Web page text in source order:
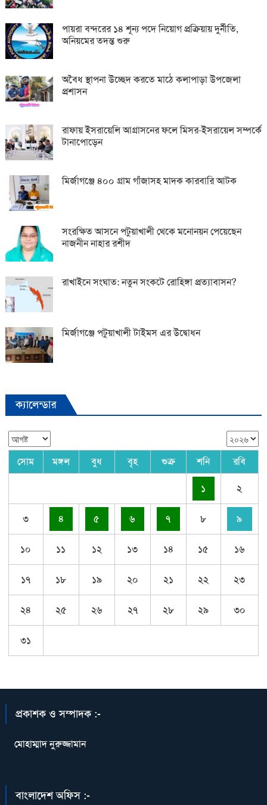
পায়রা বন্দরের ১৪ শূন্য পদে নিয়োগ প্রক্রিয়ায় দুর্নীতি,
অনিয়মের তদন্ত শুরু
অবৈধ স্থাপনা উচ্ছেদ করতে মাঠে কলাপাড়া উপজেলা
প্রশাসন
রাফায় ইসরায়েলি আগ্রাসনের ফলে মিসর-ইসরায়েল সম্পর্কে
টানাপোড়েন
মির্জাগঞ্জে ৪০০ গ্রাম গাঁজাসহ মাদক কারবারি আটক
সংরক্ষিত আসনে পটুয়াখালী থেকে মনোনয়ন পেয়েছেন
নাজনীন নাহার রশীদ
রাখাইনে সংঘাত: নতুন সংকটে রোহিঙ্গা প্রত্যাবাসন?
মির্জাগঞ্জে পটুয়াখালী টাইমস এর উদ্বোধন
ক্যালেন্ডার
সোম মঙ্গল বুধ বৃহ শুক্র শনি রবি
১ ২
৩ ৪ ৫ ৬ ৭ ৮ ৯
১০ ১১ ১২ ১৩ ১৪ ১৫ ১৬
১৭ ১৮ ১৯ ২০ ২১ ২২ ২৩
২৪ ২৫ ২৬ ২৭ ২৮ ২৯ ৩০
৩১
প্রকাশক ও সম্পাদক :-
মোহাম্মাদ নুরুজ্জামান
বাংলাদেশ অফিস :-